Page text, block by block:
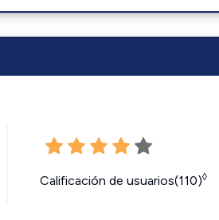
Calificación de usuarios(110)◊